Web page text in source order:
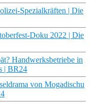
Spezialkräften | Die
Doku 2022 | Die
Handwerksbetriebe in
| BR24
von Mogadischu